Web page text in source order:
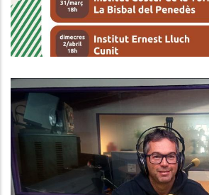
ENTREVISTA A JOSÉ
CABADA. CONSELLER DE
AL CONSELL